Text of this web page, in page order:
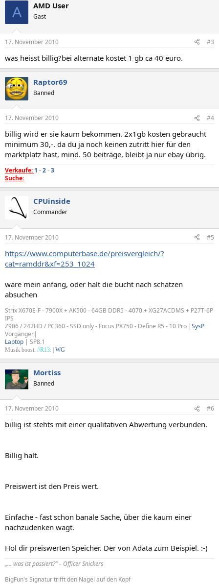
A AMD User
Gast
17. November 2010 #3
was heisst billig?bei alternate kostet 1 gb ca 40 euro.
Raptor69
Banned
17. November 2010 #4
billig wird er sie kaum bekommen. 2x1gb kosten gebraucht
minimum 30,-. da du ja noch keinen zutritt hier für den
marktplatz hast, mind. 50 beiträge, bleibt ja nur ebay übrig.
Verkaufe: 1 -2-3
Suche:
CPUinside
Commander
17. November 2010 #5
https://www.computerbase.de/preisvergleich/?
cat=ramddr&xf=253_1024
wäre mein anfang, oder halt die bucht nach schätzen
absuchen
Strix X670E-F - 7900X + AK500 - 64GB DDR5 - 4070 + XG27ACDMS + P27T-6P
IPS
Z906 / 242HD / PC360 - SSD only - Focus PX750 - Define R5 - 10 Pro |SysP
Vorgänger|
Laptop | SP8.1
Musik boost: //R13. | WG
Mortiss
Banned
17. November 2010 #6
billig ist stehts mit einer qualitativen Abwertung verbunden.
Billig halt.
Preiswert ist den Preis wert.
Einfache - fast schon banale Sache, über die kaum einer
nachzudenken wagt.
Hol dir preiswerten Speicher. Der von Adata zum Beispiel. :-)
„... was ist passiert?“ – Officer Snickers
BigFun's Signatur trifft den Nagel auf den Kopf